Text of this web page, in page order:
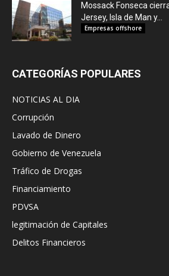
Mossack Fonseca
Jersey, Isla de Man y...
Empresas offshore
CATEGORÍAS POPULARES
NOTICIAS AL DIA
Corrupción
Lavado de Dinero
Gobierno de Venezuela
Tráfico de Drogas
Financiamiento
PDVSA
legitimación de Capitales
Delitos Financieros